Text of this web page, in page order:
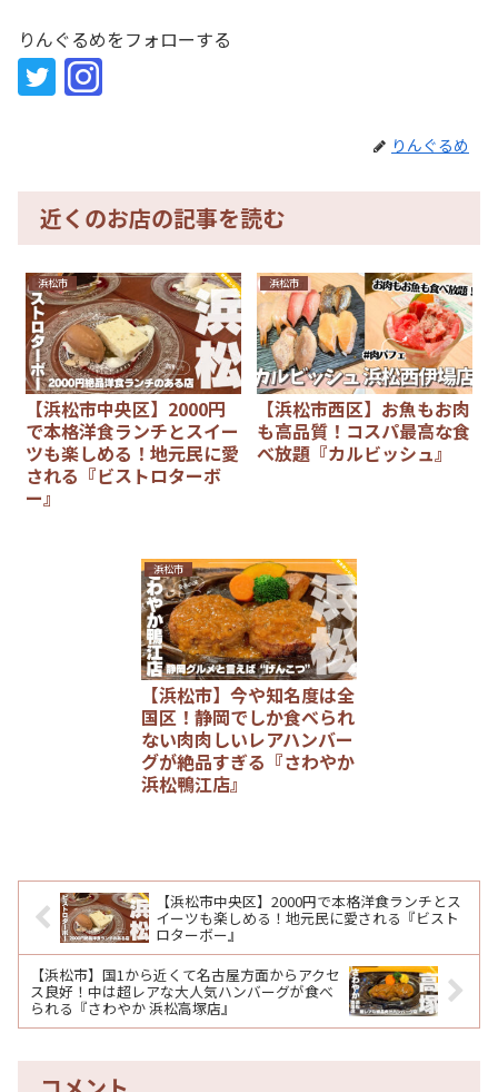
りんぐるめをフォローする
りんぐるめ
近くのお店の記事を読む
浜松市
【浜松市中央区】2000円
で本格洋食ランチとスイー
ツも楽しめる！地元民に愛
される『ビストロターボ
ー』
浜松市
【浜松市西区】お魚もお肉
も高品質！コスパ最高な食
べ放題『カルビッシュ』
浜松市
【浜松市】今や知名度は全
国区！静岡でしか食べられ
ない肉肉しいレアハンバー
グが絶品すぎる『さわやか
浜松鴨江店』
【浜松市中央区】2000円で本格洋食ランチとス
イーツも楽しめる！地元民に愛される『ビスト
ロターボー』
【浜松市】国1から近くて名古屋方面からアクセ
ス良好！中は超レアな大人気ハンバーグが食べ
られる『さわやか 浜松高塚店』